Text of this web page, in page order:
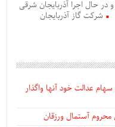
در حال اجرا آذربایجان شرقی
شرکت گاز آذربایجان
عدالت خود آنها واگذار
آستمال ورزقان